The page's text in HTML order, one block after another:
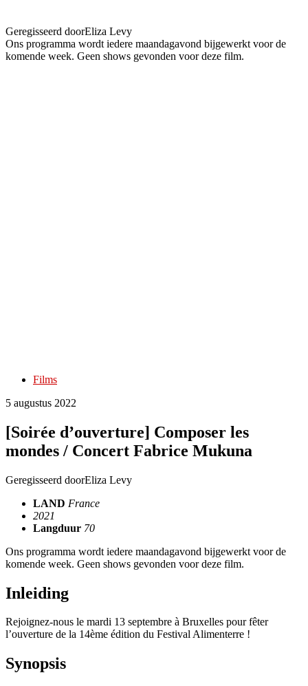
Geregisseerd doorEliza Levy
Ons programma wordt iedere maandagavond bijgewerkt voor de
komende week. Geen shows gevonden voor deze film.
Films
5 augustus 2022
[Soirée d’ouverture] Composer les
mondes / Concert Fabrice Mukuna
Geregisseerd doorEliza Levy
LAND France
2021
Langduur 70
Ons programma wordt iedere maandagavond bijgewerkt voor de
komende week. Geen shows gevonden voor deze film.
Inleiding
Rejoignez-nous le mardi 13 septembre à Bruxelles pour fêter
l’ouverture de la 14ème édition du Festival Alimenterre !
Synopsis